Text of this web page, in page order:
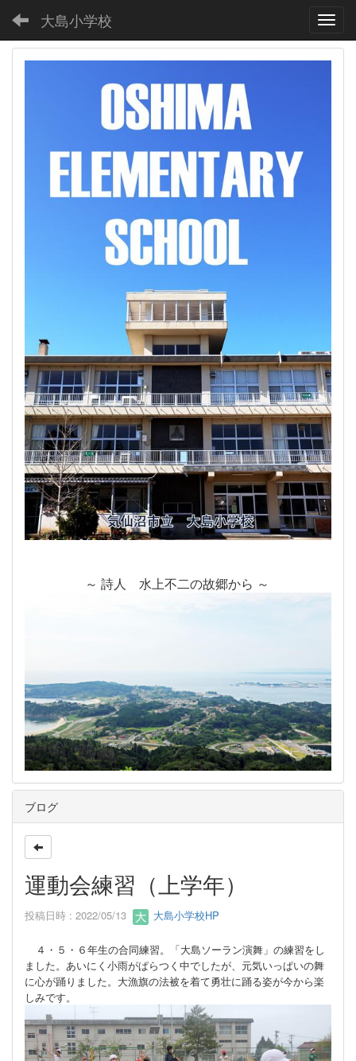
大島小学校
～ 詩人 水上不二の故郷から ～
ブログ
運動会練習（上学年）
投稿日時 : 2022/05/13 大島小学校HP
４・５・６年生の合同練習。「大島ソーラン演舞」の練習をし
ました。あいにく小雨がぱらつく中でしたが、元気いっぱいの舞
に心が踊りました。大漁旗の法被を着て勇壮に踊る姿が今から楽
しみです。